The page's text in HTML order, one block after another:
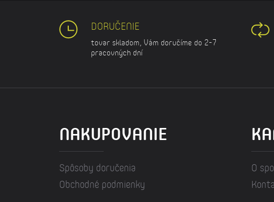
DORUČENIE
tovar skladom, Vám doručíme do 2-7
pracovných dní
NAKUPOVANIE
Spôsoby doručenia
Obchodné podmienky
O